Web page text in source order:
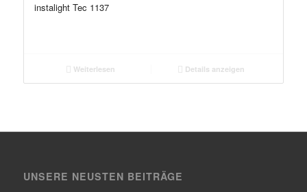
instalight Tec 1137
Weiterlesen Details anzeigen
UNSERE NEUSTEN BEITRÄGE